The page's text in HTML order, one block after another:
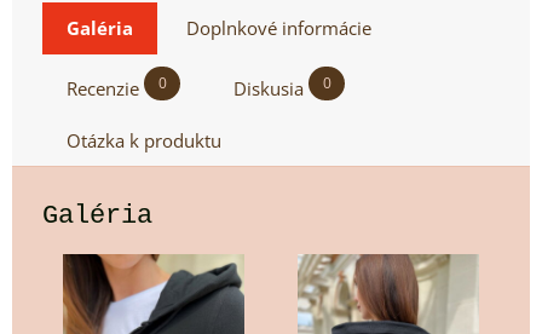
Galéria Doplnkové informácie
Recenzie 0 Diskusia 0
Otázka k produktu
Galéria